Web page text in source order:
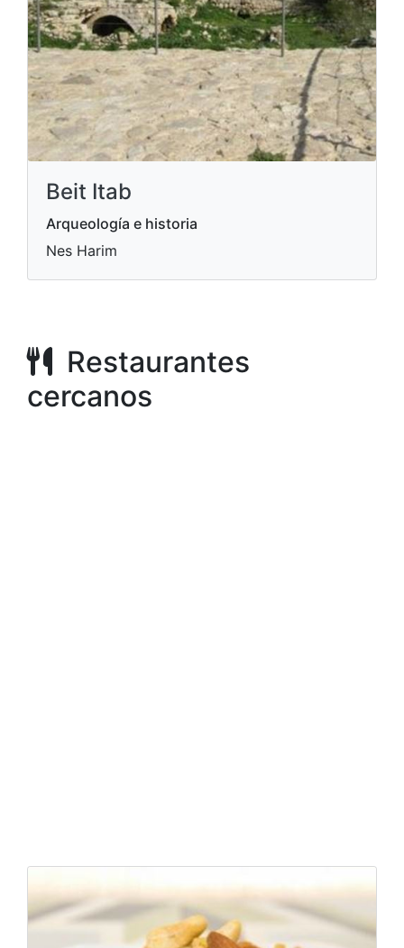
Beit Itab
Arqueología e historia
Nes Harim
Restaurantes
cercanos